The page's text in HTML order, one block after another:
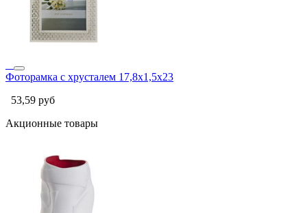
Фоторамка с хрусталем 17,8х1,5х23
53,59 руб
Акционные товары